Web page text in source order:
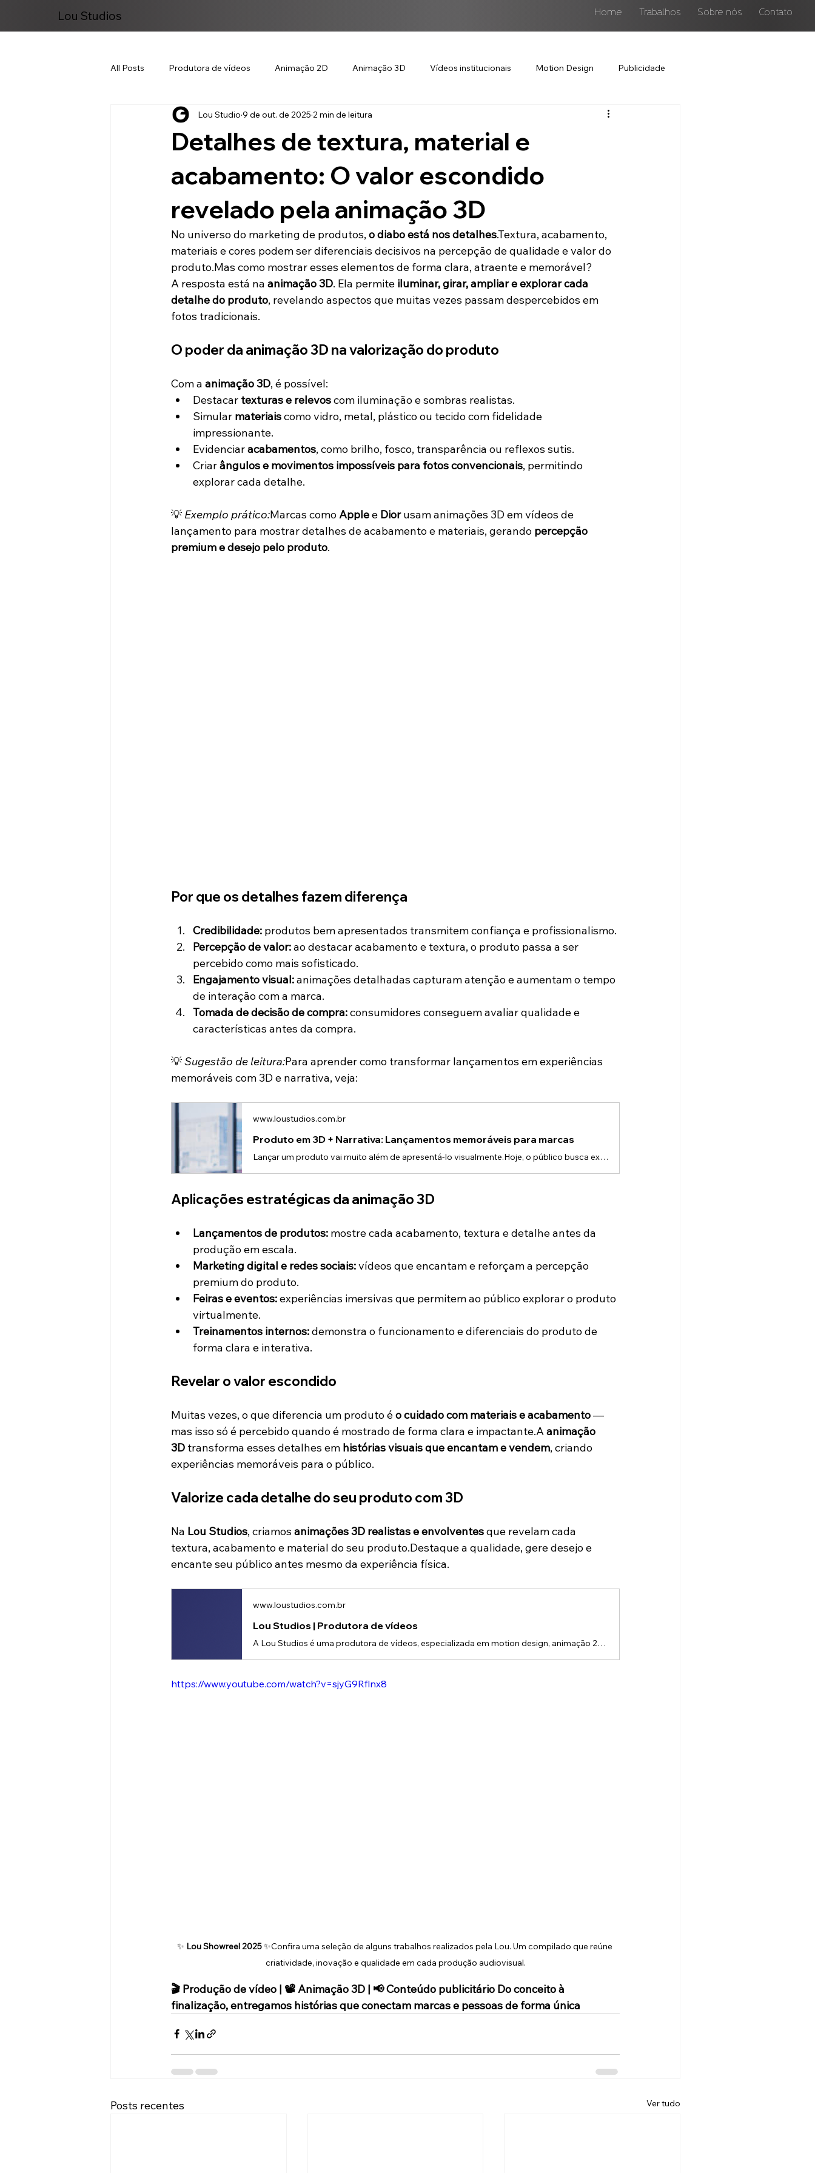
Lou Studios Home Trabalhos Sobre nós Contato
All Posts Produtora de vídeos Animação 2D Animação 3D Vídeos institucionais Motion Design Publicidade
Marketing Digital
Detalhes de textura, material e
acabamento: O valor escondido
revelado pela animação 3D
Lou Studio 9 de out. de 2025 2 min de leitura
No universo do marketing de produtos, o diabo está nos detalhes.Textura, acabamento,
materiais e cores podem ser diferenciais decisivos na percepção de qualidade e valor do
produto.Mas como mostrar esses elementos de forma clara, atraente e memorável?
A resposta está na animação 3D. Ela permite iluminar, girar, ampliar e explorar cada
detalhe do produto, revelando aspectos que muitas vezes passam despercebidos em
fotos tradicionais.
O poder da animação 3D na valorização do produto
Com a animação 3D, é possível:
Destacar texturas e relevos com iluminação e sombras realistas.
Simular materiais como vidro, metal, plástico ou tecido com fidelidade
impressionante.
Evidenciar acabamentos, como brilho, fosco, transparência ou reflexos sutis.
Criar ângulos e movimentos impossíveis para fotos convencionais, permitindo
explorar cada detalhe.
💡 Exemplo prático:Marcas como Apple e Dior usam animações 3D em vídeos de
lançamento para mostrar detalhes de acabamento e materiais, gerando percepção
premium e desejo pelo produto.
Por que os detalhes fazem diferença
Credibilidade: produtos bem apresentados transmitem confiança e profissionalismo.
Percepção de valor: ao destacar acabamento e textura, o produto passa a ser
percebido como mais sofisticado.
Engajamento visual: animações detalhadas capturam atenção e aumentam o tempo
de interação com a marca.
Tomada de decisão de compra: consumidores conseguem avaliar qualidade e
características antes da compra.
💡 Sugestão de leitura:Para aprender como transformar lançamentos em experiências
memoráveis com 3D e narrativa, veja:
www.loustudios.com.br
Produto em 3D + Narrativa: Lançamentos memoráveis para marcas
Lançar um produto vai muito além de apresentá-lo visualmente.Hoje, o público busca experiências que combinem estética, informação e emoção.É aí que entra o produto em 3D aliado a uma narrativa envolvente: ele não só mostra o objeto, mas conta sua história, reforça benefícios e cria desejo.O poder do Produto em 3D na percepção do produtoCom um produto em 3D, é possível: • Mostrar detalhes do acabamento e materiais com fidelidade realista. • Simular texturas, brilhos, reflexos e sombras que destac
Aplicações estratégicas da animação 3D
Lançamentos de produtos: mostre cada acabamento, textura e detalhe antes da
produção em escala.
Marketing digital e redes sociais: vídeos que encantam e reforçam a percepção
premium do produto.
Feiras e eventos: experiências imersivas que permitem ao público explorar o produto
virtualmente.
Treinamentos internos: demonstra o funcionamento e diferenciais do produto de
forma clara e interativa.
Revelar o valor escondido
Muitas vezes, o que diferencia um produto é o cuidado com materiais e acabamento —
mas isso só é percebido quando é mostrado de forma clara e impactante.A animação
3D transforma esses detalhes em histórias visuais que encantam e vendem, criando
experiências memoráveis para o público.
Valorize cada detalhe do seu produto com 3D
Na Lou Studios, criamos animações 3D realistas e envolventes que revelam cada
textura, acabamento e material do seu produto.Destaque a qualidade, gere desejo e
encante seu público antes mesmo da experiência física.
www.loustudios.com.br
Lou Studios | Produtora de vídeos
A Lou Studios é uma produtora de vídeos, especializada em motion design, animação 2D e 3D. Temos o vídeo certo para suas redes sociais!
https://www.youtube.com/watch?v=sjyG9Rflnx8
✨ Lou Showreel 2025 ✨Confira uma seleção de alguns trabalhos realizados pela Lou. Um compilado que reúne
criatividade, inovação e qualidade em cada produção audiovisual.
🎬 Produção de vídeo | 📽️ Animação 3D | 📢 Conteúdo publicitário Do conceito à
finalização, entregamos histórias que conectam marcas e pessoas de forma única
Posts recentes Ver tudo